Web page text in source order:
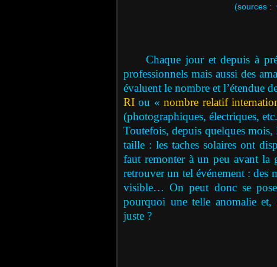
(sources :
Chaque jour et depuis à
professionnels mais aussi des
évaluent le nombre et l’étendue
RI ou «nombre relatif
(photographiques, électriques,
Toutefois, depuis quelques mois,
taille : les taches solaires ont
faut remonter à un peu avant
retrouver un tel événement : des
visible… On peut donc se
pourquoi une telle anomalie et,
juste ?